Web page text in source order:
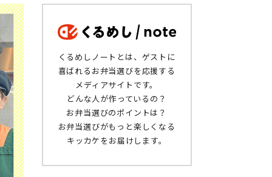
くるめしノートとは、ゲストに
喜ばれるお弁当選びを応援する
メディアサイトです。
どんな人が作っているの？
お弁当選びのポイントは？
お弁当選びがもっと楽しくなる
キッカケをお届けします。